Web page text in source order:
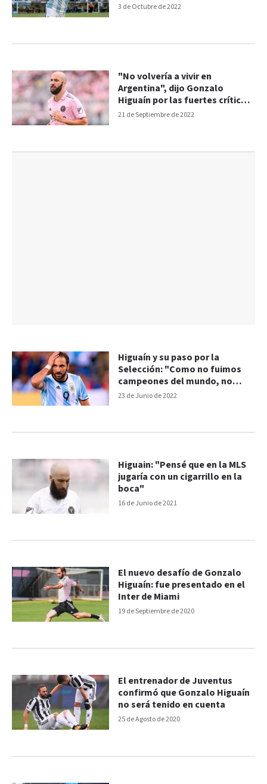
3 de Octubre de 2022
21 de Septiembre de 2022
"No volvería a vivir en
Argentina", dijo Gonzalo
Higuaín por las fuertes críticas
que recibió
23 de Junio de 2022
Higuaín y su paso por la
Selección: "Como no fuimos
campeones del mundo, no
sirvió"
16 de Junio de 2021
Higuain: "Pensé que en la MLS
jugaría con un cigarrillo en la
boca"
19 de Septiembre de 2020
El nuevo desafío de Gonzalo
Higuaín: fue presentado en el
Inter de Miami
25 de Agosto de 2020
El entrenador de Juventus
confirmó que Gonzalo Higuaín
no será tenido en cuenta